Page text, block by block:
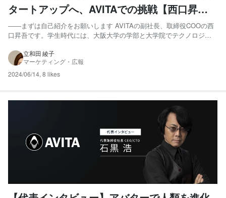
タートアップへ、AVITAでの挑戦【西口昇
吾】
――まずは自己紹介をお願いします AVITAの副社長、取締役COOの西
口昇吾です。学生時代には、大阪大学の学部と大学院でテクノロジー
究を行っていました。その後、イギリスのCity University of Londonで
は、遠隔地にいる人にいつでも...
立和田 綾子
マーケティング・広報
2024/06/14, 8 likes